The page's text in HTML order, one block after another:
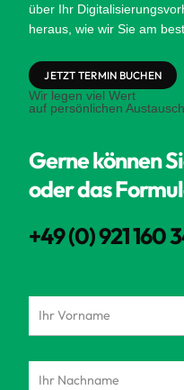
über Ihr
heraus, wie wir Sie am
JETZT TERMIN BUCHEN
Wir legen viel Wert
auf persönlichen
Gerne können
oder das
+49 (0) 921 160